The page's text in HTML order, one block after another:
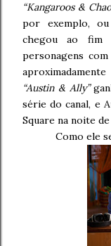
“Kangaroos &
por exemplo, ou
chegou ao fim
personagens
“Austin & Ally”
série do canal, e
Square na noite
Como ele